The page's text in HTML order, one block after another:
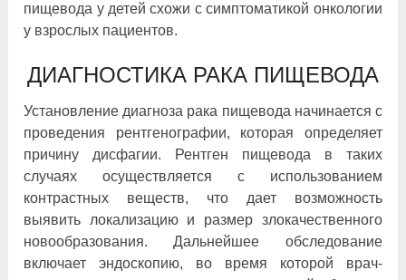
пищевода у детей схожи с симптоматикой онкологии
у взрослых пациентов.
ДИАГНОСТИКА РАКА ПИЩЕВОДА
Установление диагноза рака пищевода начинается с
проведения рентгенографии, которая определяет
причину дисфагии. Рентген пищевода в таких
случаях осуществляется с использованием
контрастных веществ, что дает возможность
выявить локализацию и размер злокачественного
новообразования. Дальнейшее обследование
включает эндоскопию, во время которой врач-